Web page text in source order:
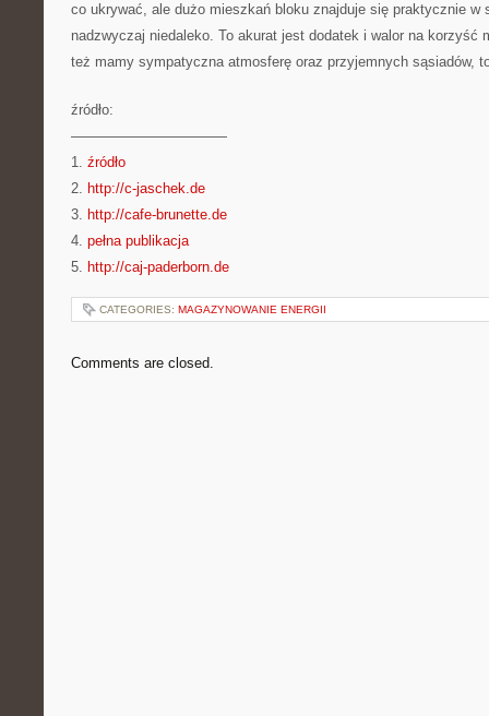
co ukrywać, ale dużo mieszkań bloku znajduje się praktycznie w
nadzwyczaj niedaleko. To akurat jest dodatek i walor na korzyść
też mamy sympatyczna atmosferę oraz przyjemnych sąsiadów,
źródło:
———————————
1. źródło
2. http://c-jaschek.de
3. http://cafe-brunette.de
4. pełna publikacja
5. http://caj-paderborn.de
CATEGORIES: MAGAZYNOWANIE ENERGII
Comments are closed.